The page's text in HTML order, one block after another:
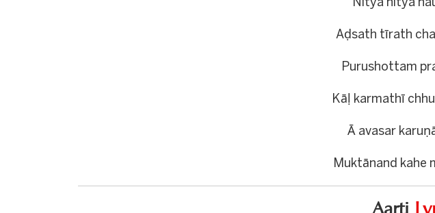
Nitya nitya
Aḍsath tīrath
Purushottam
Kāḷ karmathī
Ā avasar
Muktānand kahe